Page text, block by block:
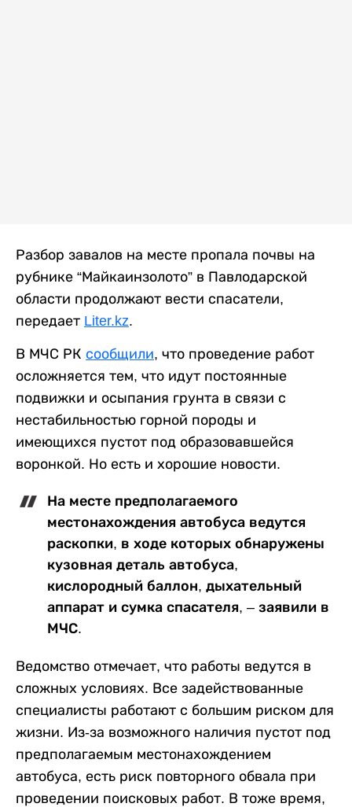
Разбор завалов на месте пропала почвы на
рубнике “Майкаинзолото” в Павлодарской
области продолжают вести спасатели,
передает Liter.kz.
В МЧС РК сообщили, что проведение работ
осложняется тем, что идут постоянные
подвижки и осыпания грунта в связи с
нестабильностью горной породы и
имеющихся пустот под образовавшейся
воронкой. Но есть и хорошие новости.
На месте предполагаемого
местонахождения автобуса ведутся
раскопки, в ходе которых обнаружены
кузовная деталь автобуса,
кислородный баллон, дыхательный
аппарат и сумка спасателя, – заявили в
МЧС.
Ведомство отмечает, что работы ведутся в
сложных условиях. Все задействованные
специалисты работают с большим риском для
жизни. Из-за возможного наличия пустот под
предполагаемым местонахождением
автобуса, есть риск повторного обвала при
проведении поисковых работ. В тоже время,